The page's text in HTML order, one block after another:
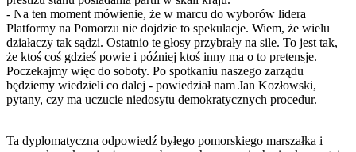
- Na ten moment mówienie, że w marcu do wyborów lidera
Platformy na Pomorzu nie dojdzie to spekulacje. Wiem, że wielu
działaczy tak sądzi. Ostatnio te głosy przybrały na sile. To jest tak,
że ktoś coś gdzieś powie i później ktoś inny ma o to pretensje.
Poczekajmy więc do soboty. Po spotkaniu naszego zarządu
będziemy wiedzieli co dalej - powiedział nam Jan Kozłowski,
pytany, czy ma uczucie niedosytu demokratycznych procedur.
Ta dyplomatyczna odpowiedź byłego pomorskiego marszałka i